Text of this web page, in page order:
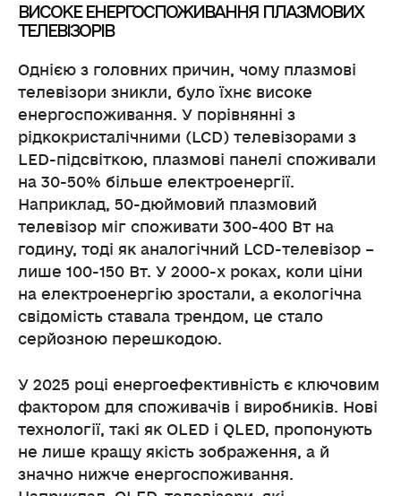
ВИСОКЕ ЕНЕРГОСПОЖИВАННЯ ПЛАЗМОВИХ
ТЕЛЕВІЗОРІВ
Однією з головних причин, чому плазмові
телевізори зникли, було їхнє високе
енергоспоживання. У порівнянні з
рідкокристалічними (LCD) телевізорами з
LED-підсвіткою, плазмові панелі споживали
на 30-50% більше електроенергії.
Наприклад, 50-дюймовий плазмовий
телевізор міг споживати 300-400 Вт на
годину, тоді як аналогічний LCD-телевізор –
лише 100-150 Вт. У 2000-х роках, коли ціни
на електроенергію зростали, а екологічна
свідомість ставала трендом, це стало
серйозною перешкодою.
У 2025 році енергоефективність є ключовим
фактором для споживачів і виробників. Нові
технології, такі як OLED і QLED, пропонують
не лише кращу якість зображення, а й
значно нижче енергоспоживання.